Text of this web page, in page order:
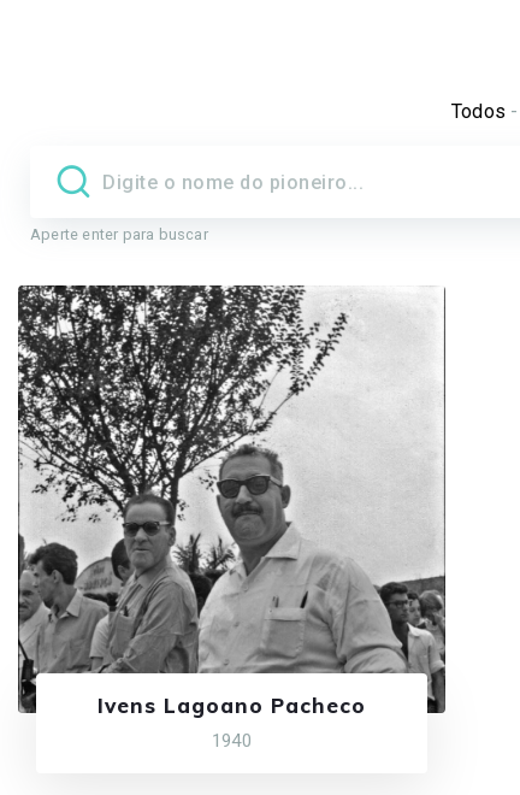
Todos -
Aperte enter para buscar
Ivens Lagoano Pacheco
1940